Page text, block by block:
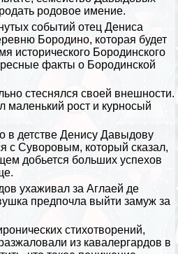
родовое имение.
событий отец Дениса
Бородино, которая будет
исторического Бородинского
факты о Бородинской
стеснялся своей внешности.
маленький рост и курносый
в детстве Денису Давыдову
с Суворовым, который сказал,
добьется больших успехов
ухаживал за Аглаей де
предпочла выйти замуж за
стихотворений,
из кавалергардов в